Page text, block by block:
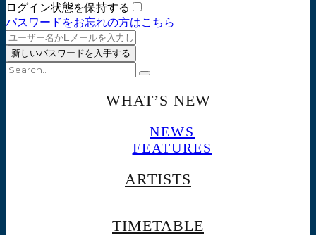
ログイン状態を保持する
パスワードをお忘れの方はこちら
WHAT’S NEW
NEWS
FEATURES
ARTISTS
TIMETABLE